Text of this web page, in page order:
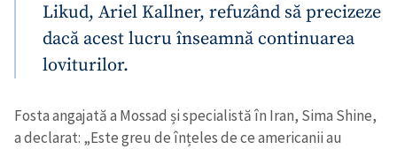
Likud, Ariel Kallner, refuzând să precizeze
dacă acest lucru înseamnă continuarea
loviturilor.
Fosta angajată a Mossad și specialistă în Iran, Sima Shine,
a declarat: „Este greu de înțeles de ce americanii au